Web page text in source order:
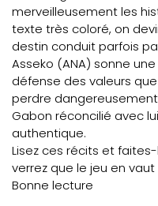
merveilleusement les
texte très coloré, on
destin conduit parfois
Asseko (ANA) sonne
défense des valeurs
perdre
Gabon réconcilié avec
authentique.
Lisez ces récits et
verrez que le jeu en
Bonne lecture